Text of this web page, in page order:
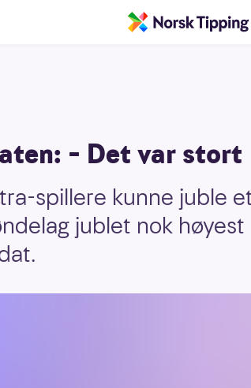
– Det var stort
spillere kunne juble
jublet nok